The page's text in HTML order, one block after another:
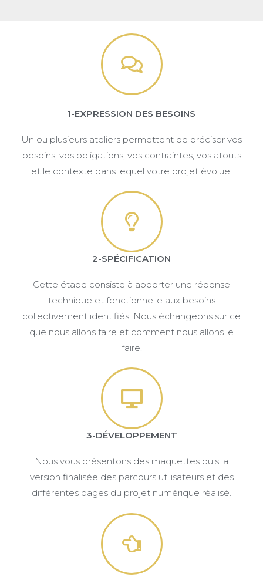
1-EXPRESSION DES BESOINS
Un ou plusieurs ateliers permettent de préciser vos
besoins, vos obligations, vos contraintes, vos atouts
et le contexte dans lequel votre projet évolue.
2-SPÉCIFICATION
Cette étape consiste à apporter une réponse
technique et fonctionnelle aux besoins
collectivement identifiés. Nous échangeons sur ce
que nous allons faire et comment nous allons le
faire.
3-DÉVELOPPEMENT
Nous vous présentons des maquettes puis la
version finalisée des parcours utilisateurs et des
différentes pages du projet numérique réalisé.